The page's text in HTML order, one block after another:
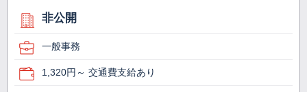
非公開
一般事務
1,320円～ 交通費支給あり